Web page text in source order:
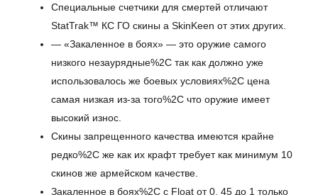
Специальные счетчики для смертей отличают
StatTrak™ КС ГО скины а SkinKeen от этих других.
— «Закаленное в боях» — это оружие самого
низкого незаурядные%2C так как должно уже
использовалось же боевых условиях%2C цена
самая низкая из-за того%2C что оружие имеет
высокий износ.
Скины запрещенного качества имеются крайне
редко%2C же как их крафт требует как минимум 10
скинов же армейском качестве.
Закаленное в боях%2C с Float от 0. 45 до 1 только